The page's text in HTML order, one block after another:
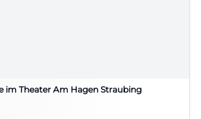
im Theater Am Hagen Straubing